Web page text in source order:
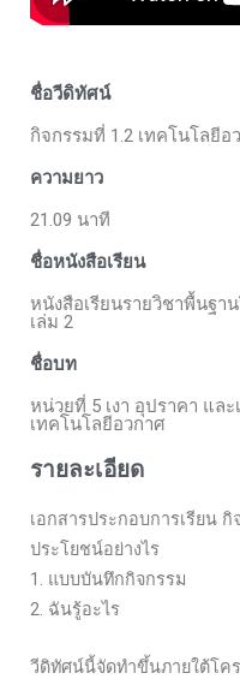
ชื่อวีดิทัศน์
กิจกรรมที่ 1.2 เทคโนโลยี
ความยาว
21.09 นาที
ชื่อหนังสือเรียน
หนังสือเรียนรายวิชาพื้นฐา
เล่ม 2
ชื่อบท
หน่วยที่ 5 เงา อุปราคา แล
เทคโนโลยีอวกาศ
รายละเอียด
เอกสารประกอบการเรียน
ประโยชน์อย่างไร
1. แบบบันทึกกิจกรรม
2. ฉันรู้อะไร
วีดิทัศน์นี้จัดทำขึ้นภายใต้โค